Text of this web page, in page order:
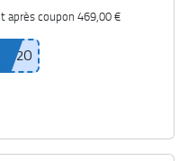
après coupon 469,00 €